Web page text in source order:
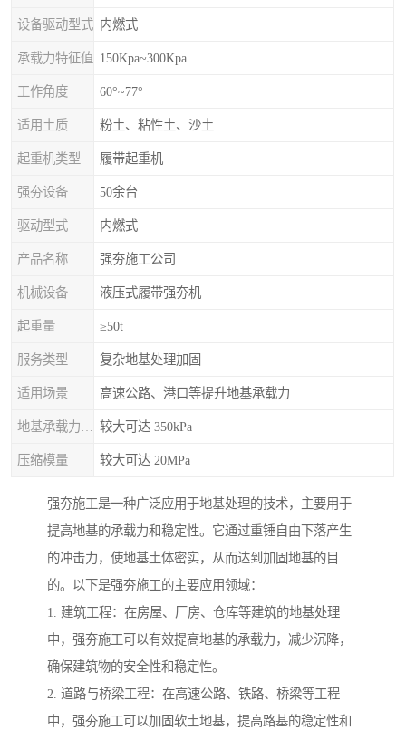
设备驱动型式 内燃式
承载力特征值 150Kpa~300Kpa
工作角度 60°~77°
适用土质 粉土、粘性土、沙土
起重机类型 履带起重机
强夯设备 50余台
驱动型式 内燃式
产品名称 强夯施工公司
机械设备 液压式履带强夯机
起重量 ≥50t
服务类型 复杂地基处理加固
适用场景 高速公路、港口等提升地基承载力
较大可达 350kPa
压缩模量 较大可达 20MPa
强夯施工是一种广泛应用于地基处理的技术，主要用于
提高地基的承载力和稳定性。它通过重锤自由下落产生
的冲击力，使地基土体密实，从而达到加固地基的目
的。以下是强夯施工的主要应用领域：
1. 建筑工程：在房屋、厂房、仓库等建筑的地基处理
中，强夯施工可以有效提高地基的承载力，减少沉降，
确保建筑物的安全性和稳定性。
2. 道路与桥梁工程：在高速公路、铁路、桥梁等工程
中，强夯施工可以加固软土地基，提高路基的稳定性和